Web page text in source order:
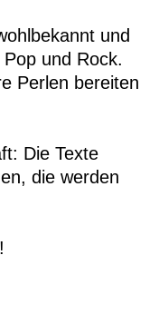
und
und Rock.
Perlen bereiten
Die Texte
die werden